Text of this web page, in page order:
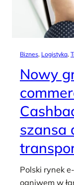
Biznes, Logistyka,
Nowy
szansa
Polski rynek
ogniwem w